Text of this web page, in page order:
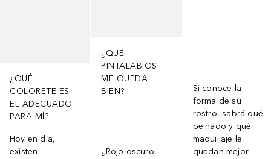
¿QUÉ
COLORETE ES
EL ADECUADO
PARA MÍ?
Hoy en día,
existen
¿QUÉ
PINTALABIOS
ME QUEDA
BIEN?
¿Rojo oscuro,
Si conoce la
forma de su
rostro, sabrá qué
peinado y qué
maquillaje le
quedan mejor.